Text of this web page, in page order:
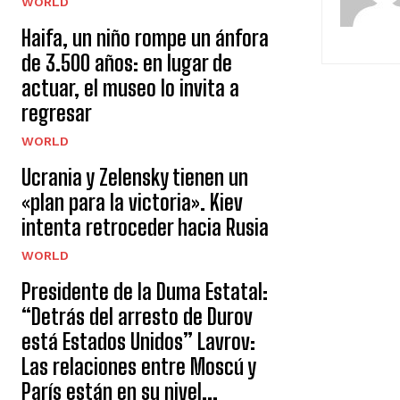
Haifa, un niño rompe un ánfora
de 3.500 años: en lugar de
actuar, el museo lo invita a
regresar
WORLD
Ucrania y Zelensky tienen un
«plan para la victoria». Kiev
intenta retroceder hacia Rusia
WORLD
Presidente de la Duma Estatal:
“Detrás del arresto de Durov
está Estados Unidos” Lavrov:
Las relaciones entre Moscú y
París están en su nivel...